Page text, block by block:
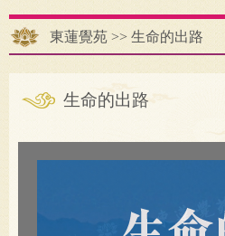
東蓮覺苑 >> 生命的出路
生命的出路